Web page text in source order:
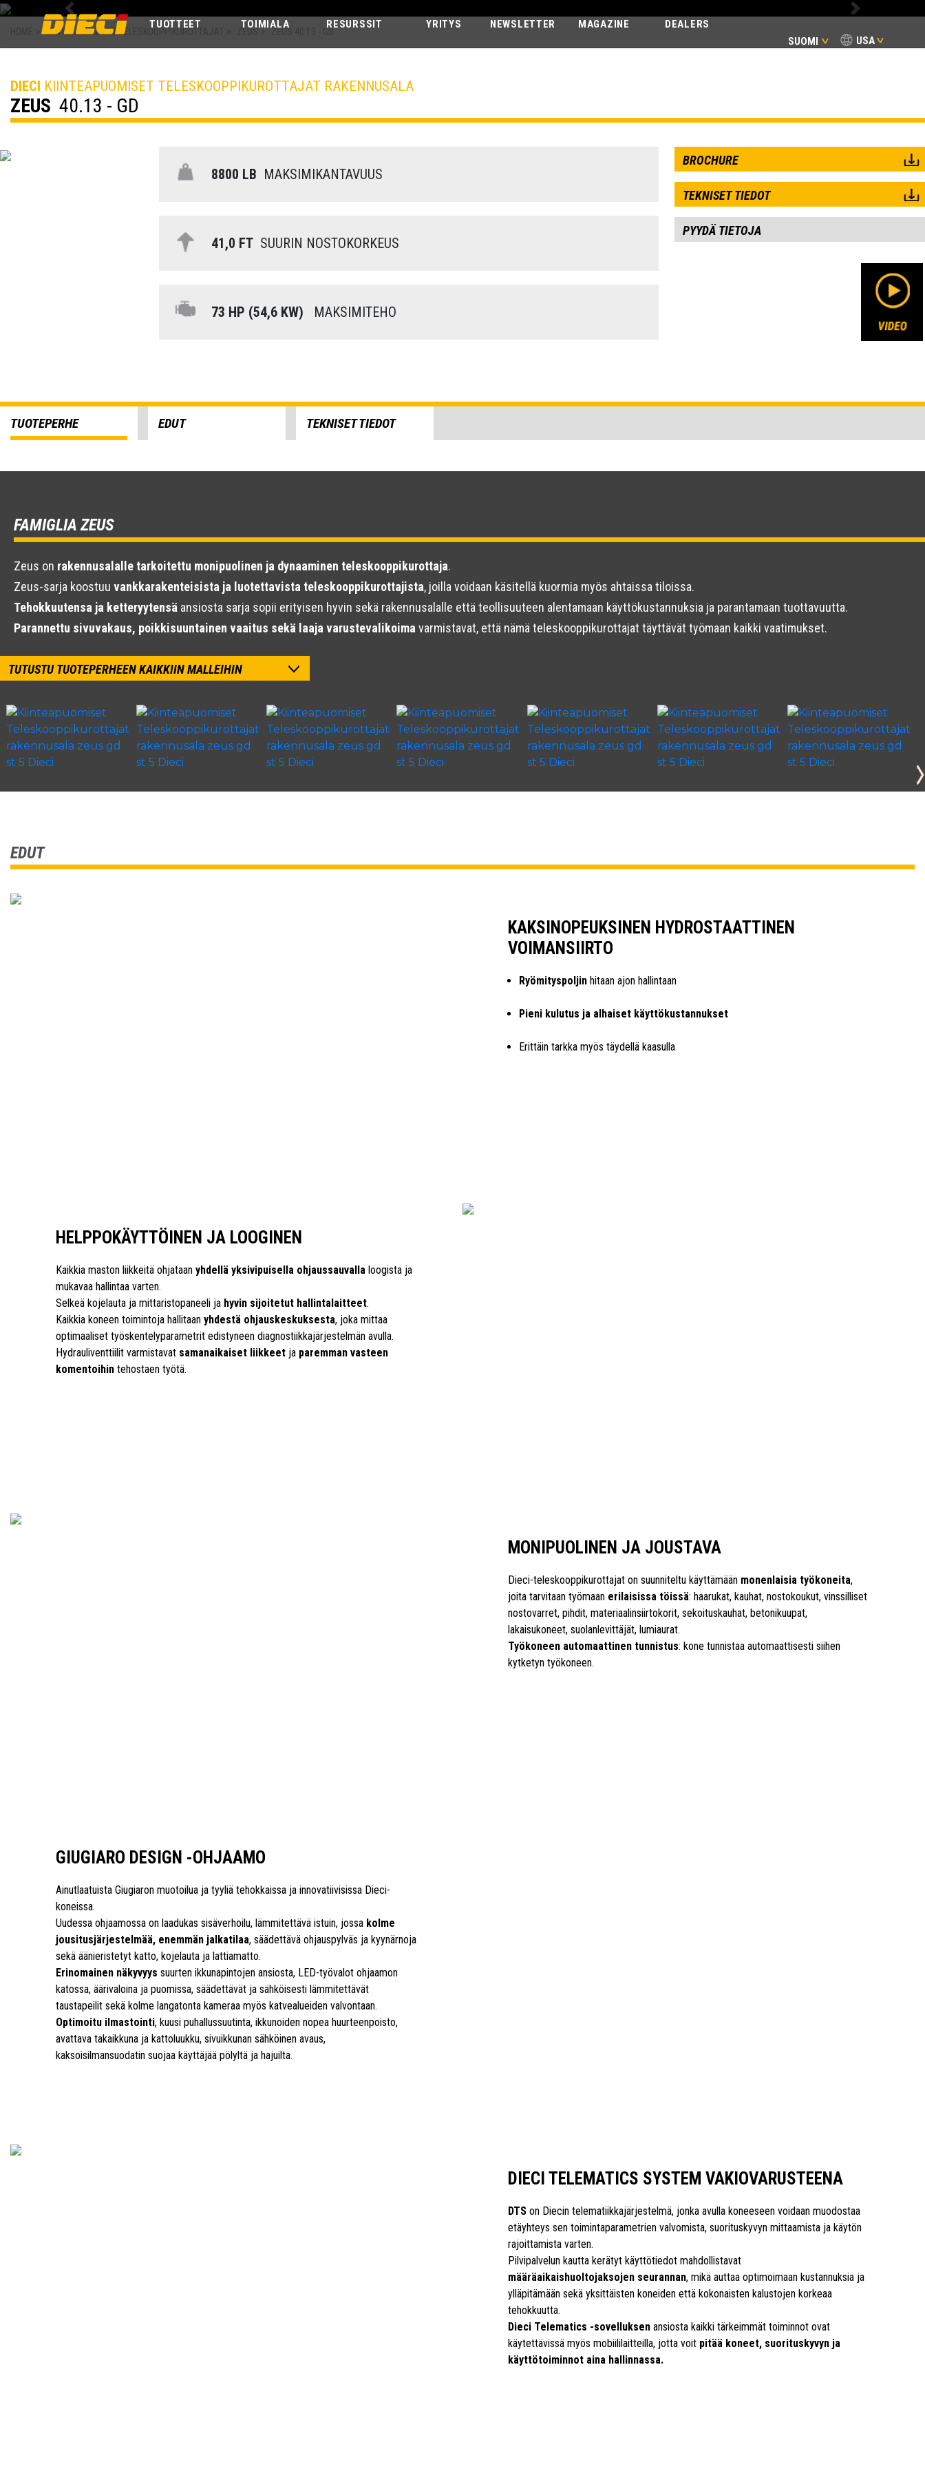
USA
SUOMI
NEWSLETTER MAGAZINE DEALERS
TUOTTEET TOIMIALA RESURSSIT YRITYS
Previous Next
ZEUS
KIINTEAPUOMISET TELESKOOPPIKUROTTAJAT
DIECI KIINTEAPUOMISET TELESKOOPPIKUROTTAJAT RAKENNUSALA
ZEUS 40.13 - GD
8800 LB MAKSIMIKANTAVUUS
41,0 FTSUURIN NOSTOKORKEUS
73 HP (54,6 KW) MAKSIMITEHO
BROCHURE
TEKNISET TIEDOT
PYYDÄ TIETOJA
TUOTEPERHE EDUT TEKNISET TIEDOT
FAMIGLIA ZEUS
Zeus on rakennusalalle tarkoitettu monipuolinen ja dynaaminen teleskooppikurottaja.
Zeus-sarja koostuu vankkarakenteisista ja luotettavista teleskooppikurottajista, joilla voidaan käsitellä kuormia myös ahtaissa tiloissa.
Tehokkuutensa ja ketteryytensä ansiosta sarja sopii erityisen hyvin sekä rakennusalalle että teollisuuteen alentamaan käyttökustannuksia ja parantamaan tuottavuutta.
Parannettu sivuvakaus, poikkisuuntainen vaaitus sekä laaja varustevalikoima varmistavat, että nämä teleskooppikurottajat täyttävät työmaan kaikki vaatimukset.
TUTUSTU TUOTEPERHEEN KAIKKIIN MALLEIHIN
EDUT
KAKSINOPEUKSINEN HYDROSTAATTINEN
VOIMANSIIRTO
Ryömityspoljinhitaan ajon hallintaan
Pieni kulutus ja alhaiset käyttökustannukset
Erittäin tarkka myös täydellä kaasulla
HELPPOKÄYTTÖINEN JA LOOGINEN
Kaikkia maston liikkeitä ohjataan yhdellä yksivipuisella ohjaussauvallaloogista ja
mukavaa hallintaa varten.
Selkeä kojelauta ja mittaristopaneeli ja hyvin sijoitetut hallintalaitteet.
Kaikkia koneen toimintoja hallitaan yhdestä ohjauskeskuksesta, joka mittaa
optimaaliset työskentelyparametrit edistyneen diagnostiikkajärjestelmän avulla.
Hydrauliventtiilit varmistavat samanaikaiset liikkeetja paremman vasteen
komentoihintehostaen työtä.
MONIPUOLINEN JA JOUSTAVA
Dieci-teleskooppikurottajat on suunniteltu käyttämään monenlaisia työkoneita,
joita tarvitaan työmaan erilaisissa töissä: haarukat, kauhat, nostokoukut, vinssilliset
nostovarret, pihdit, materiaalinsiirtokorit, sekoituskauhat, betonikuupat,
lakaisukoneet, suolanlevittäjät, lumiaurat.
Työkoneen automaattinen tunnistus: kone tunnistaa automaattisesti siihen
kytketyn työkoneen.
GIUGIARO DESIGN -OHJAAMO
Ainutlaatuista Giugiaron muotoilua ja tyyliä tehokkaissa ja innovatiivisissa Dieci-
koneissa.
Uudessa ohjaamossa on laadukas sisäverhoilu, lämmitettävä istuin, jossa kolme
jousitusjärjestelmää, enemmän jalkatilaa, säädettävä ohjauspylväs ja kyynärnoja
sekä äänieristetyt katto, kojelauta ja lattiamatto.
Erinomainen näkyvyys suurten ikkunapintojen ansiosta, LED-työvalot ohjaamon
katossa, äärivaloina ja puomissa, säädettävät ja sähköisesti lämmitettävät
taustapeilit sekä kolme langatonta kameraa myös katvealueiden valvontaan.
Optimoitu ilmastointi, kuusi puhallussuutinta, ikkunoiden nopea huurteenpoisto,
avattava takaikkuna ja kattoluukku, sivuikkunan sähköinen avaus,
kaksoisilmansuodatin suojaa käyttäjää pölyltä ja hajuilta.
DIECI TELEMATICS SYSTEM VAKIOVARUSTEENA
DTSon Diecin telematiikkajärjestelmä, jonka avulla koneeseen voidaan muodostaa
etäyhteys sen toimintaparametrien valvomista, suorituskyvyn mittaamista ja käytön
rajoittamista varten.
Pilvipalvelun kautta kerätyt käyttötiedot mahdollistavat
määräaikaishuoltojaksojen seurannan, mikä auttaa optimoimaan kustannuksia ja
ylläpitämään sekä yksittäisten koneiden että kokonaisten kalustojen korkeaa
tehokkuutta.
Dieci Telematics -sovelluksenansiosta kaikki tärkeimmät toiminnot ovat
käytettävissä myös mobiililaitteilla, jotta voit pitää koneet, suorituskyvyn ja
käyttötoiminnot aina hallinnassa.